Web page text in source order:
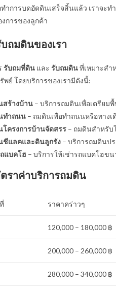
ำการบดอัดดินเสร็จสิ้นแล้ว เราจะ
การของลูกค้า
ถมดินของเรา
รับถมที่ดิน และ รับถมดินที่เหมาะสำ
พย์ โดยบริการของเรามีดังนี้:
สร้างบ้าน – บริการถมดินเพื่อเตรียม
ทำถนน – ถมดินเพื่อทำถนนหรือทาง
โครงการบ้านจัดสรร – ถมดินสำหรับ
ชีแลคและดินลูกรัง – บริการถมดินป
แบคโฮ – บริการให้เช่ารถแบคโฮข
ราค่าบริการถมดิน
ราคาคร่าวๆ
120,000 – 180,000 ฿
200,000 – 260,000 ฿
280,000 – 340,000 ฿